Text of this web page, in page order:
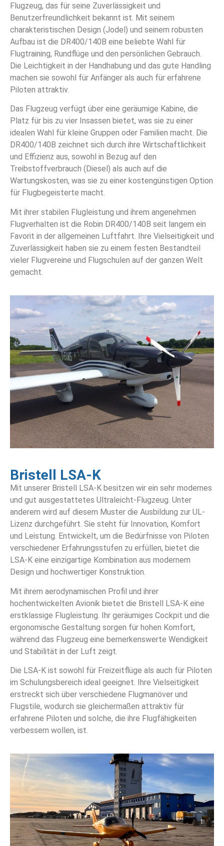
Flugzeug, das für seine Zuverlässigkeit und
Benutzerfreundlichkeit bekannt ist. Mit seinem
charakteristischen Design (Jodel) und seinem robusten
Aufbau ist die DR400/140B eine beliebte Wahl für
Flugtraining, Rundflüge und den persönlichen Gebrauch.
Die Leichtigkeit in der Handhabung und das gute Handling
machen sie sowohl für Anfänger als auch für erfahrene
Piloten attraktiv.
Das Flugzeug verfügt über eine geräumige Kabine, die
Platz für bis zu vier Insassen bietet, was sie zu einer
idealen Wahl für kleine Gruppen oder Familien macht. Die
DR400/140B zeichnet sich durch ihre Wirtschaftlichkeit
und Effizienz aus, sowohl in Bezug auf den
Treibstoffverbrauch (Diesel) als auch auf die
Wartungskosten, was sie zu einer kostengünstigen Option
für Flugbegeisterte macht.
Mit ihrer stabilen Flugleistung und ihrem angenehmen
Flugverhalten ist die Robin DR400/140B seit langem ein
Favorit in der allgemeinen Luftfahrt. Ihre Vielseitigkeit und
Zuverlässigkeit haben sie zu einem festen Bestandteil
vieler Flugvereine und Flugschulen auf der ganzen Welt
gemacht.
Bristell LSA-K
Mit unserer Bristell LSA-K besitzen wir ein sehr modernes
und gut ausgestattetes Ultraleicht-Flugzeug. Unter
anderem wird auf diesem Muster die Ausbildung zur UL-
Lizenz durchgeführt. Sie steht für Innovation, Komfort
und Leistung. Entwickelt, um die Bedürfnisse von Piloten
verschiedener Erfahrungsstufen zu erfüllen, bietet die
LSA-K eine einzigartige Kombination aus modernem
Design und hochwertiger Konstruktion.
Mit ihrem aerodynamischen Profil und ihrer
hochentwickelten Avionik bietet die Bristell LSA-K eine
erstklassige Flugleistung. Ihr geräumiges Cockpit und die
ergonomische Gestaltung sorgen für hohen Komfort,
während das Flugzeug eine bemerkenswerte Wendigkeit
und Stabilität in der Luft zeigt.
Die LSA-K ist sowohl für Freizeitflüge als auch für Piloten
im Schulungsbereich ideal geeignet. Ihre Vielseitigkeit
erstreckt sich über verschiedene Flugmanöver und
Flugstile, wodurch sie gleichermaßen attraktiv für
erfahrene Piloten und solche, die ihre Flugfähigkeiten
verbessern wollen, ist.